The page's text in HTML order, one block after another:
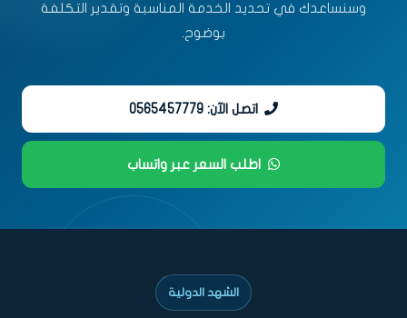
وسنساعدك في تحديد الخدمة المناسبة وتقدير التكلفة
بوضوح.
اتصل الآن: 0565457779
اطلب السعر عبر واتساب
الشهد الدولية